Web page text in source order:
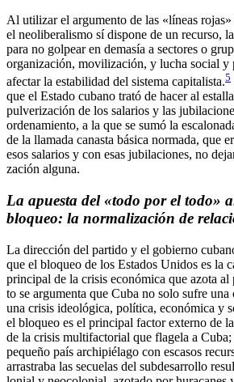
Al utilizar el argumento de las «líneas rojas»
el neoliberalismo sí dispone de un recurso, la
para no golpear en demasía a sectores o
organización, movilización, y lucha social y
afectar la estabilidad del sistema capitalista.5
que el Estado cubano trató de hacer al
pulverización de los salarios y las
ordenamiento, a la que se sumó la
de la llamada canasta básica normada, que
esos salarios y con esas jubilaciones, no
zación alguna.
La apuesta del «todo por el todo»
bloqueo: la normalización de
La dirección del partido y el gobierno
que el bloqueo de los Estados Unidos es la
principal de la crisis económica que azota
to se argumenta que Cuba no solo sufre
una crisis ideológica, política, económica y
el bloqueo es el principal factor externo de
de la crisis multifactorial que flagela a Cuba;
pequeño país archipiélago con escasos
arrastraba las secuelas del subdesarrollo